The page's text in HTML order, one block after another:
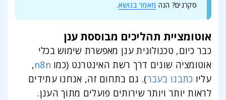
סקרנים? הנה מאמר בנושא.
אוטומציית תהליכים מבוססת ענן
כבר כיום, טכנולוגית ענן מאפשרת שימוש בכלי
אוטומציה שונים דרך רשת האינטרנט (כמו n8n
,
עליו כתבנו בעבר). גם בתחום זה, אנחנו עתידים
לראות יותר ויותר שירותים פועלים מתוך הענן.